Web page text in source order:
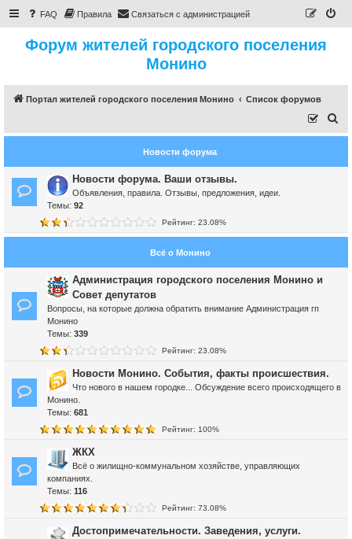
FAQ Правила Связаться с администрацией
Форум жителей городского поселения
Монино
Портал жителей городского поселения Монино
Список форумов
о
Новости форума
Новости форума. Ваши отзывы.
Объявления, правила. Отзывы, предложения, идеи.
Темы: 92
Рейтинг: 23.08%
Всё о Монино
Администрация городского поселения Монино и
Совет депутатов
Вопросы, на которые должна обратить внимание Администрация гп
Монино
Темы: 339
Рейтинг: 23.08%
Новости Монино. События, факты происшествия.
Что нового в нашем городке... Обсуждение всего происходящего в
Монино.
Темы: 681
Рейтинг: 100%
ЖКХ
Всё о жилищно-коммунальном хозяйстве, управляющих
компаниях.
Темы: 116
Рейтинг: 73.08%
Достопримечательности. Заведения, услуги.